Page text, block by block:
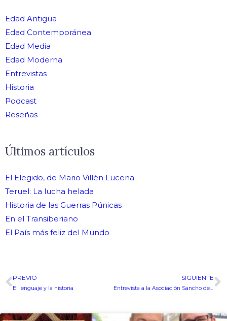
Edad Antigua
Edad Contemporánea
Edad Media
Edad Moderna
Entrevistas
Historia
Podcast
Reseñas
Últimos artículos
El Elegido, de Mario Villén Lucena
Teruel: La lucha helada
Historia de las Guerras Púnicas
En el Transiberiano
El País más feliz del Mundo
Ant
PREVIO
El lenguaje y la historia
SIGUIENTE
Entrevista a la Asociación Sancho de Beurko